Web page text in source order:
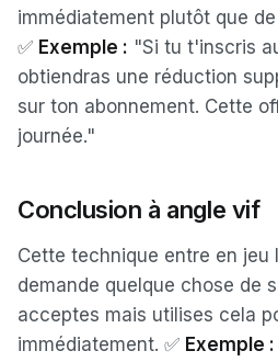
immédiatement plutôt que
✅ Exemple : "Si tu t'inscris
obtiendras une réduction
sur ton abonnement. Cette
journée."
Conclusion à angle vif
Cette technique entre en jeu
demande quelque chose de
acceptes mais utilises cela
immédiatement. ✅ Exemple :